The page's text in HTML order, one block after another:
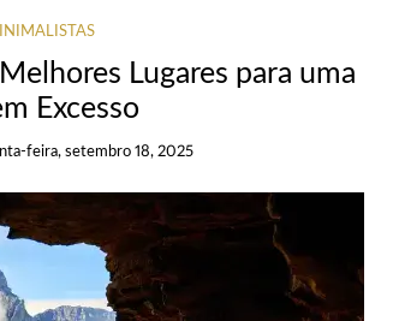
Lugares para uma
Excesso
feira, setembro 18, 2025